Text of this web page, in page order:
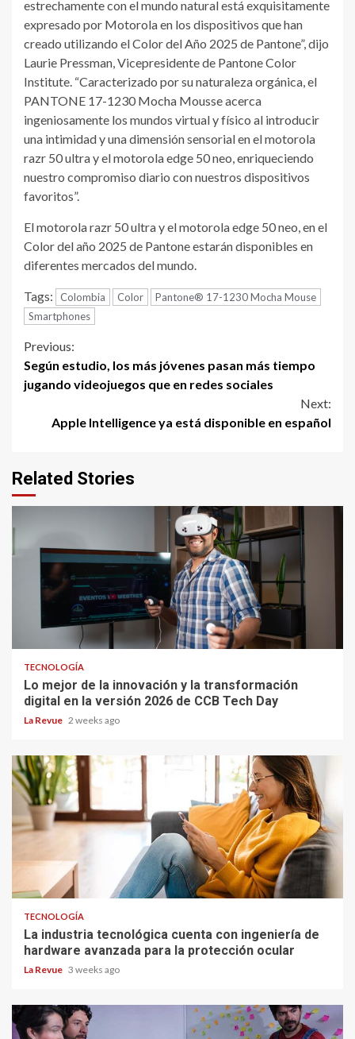
estrechamente con el mundo natural está exquisitamente
expresado por Motorola en los dispositivos que han
creado utilizando el Color del Año 2025 de Pantone”, dijo
Laurie Pressman, Vicepresidente de Pantone Color
Institute. “Caracterizado por su naturaleza orgánica, el
PANTONE 17-1230 Mocha Mousse acerca
ingeniosamente los mundos virtual y físico al introducir
una intimidad y una dimensión sensorial en el motorola
razr 50 ultra y el motorola edge 50 neo, enriqueciendo
nuestro compromiso diario con nuestros dispositivos
favoritos”.
El motorola razr 50 ultra y el motorola edge 50 neo, en el
Color del año 2025 de Pantone estarán disponibles en
diferentes mercados del mundo.
Tags: Colombia Color
Pantone® 17-1230 Mocha Mouse
Smartphones
Continue
Reading
Previous:
Según estudio, los más jóvenes pasan más tiempo
jugando videojuegos que en redes sociales
Next:
Apple Intelligence ya está disponible en español
Related Stories
TECNOLOGÍA
Lo mejor de la innovación y la transformación
digital en la versión 2026 de CCB Tech Day
La Revue 2 weeks ago
TECNOLOGÍA
La industria tecnológica cuenta con ingeniería de
hardware avanzada para la protección ocular
La Revue 3 weeks ago